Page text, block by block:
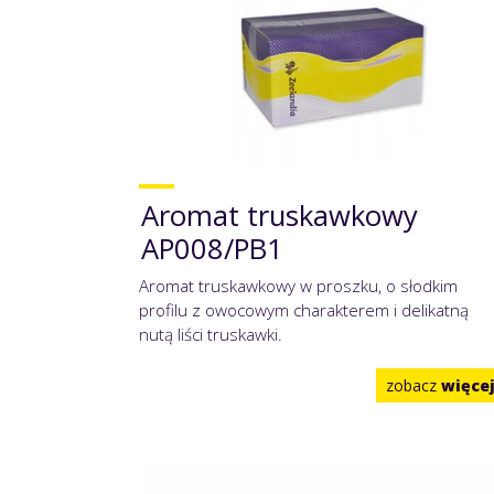
Aromat truskawkowy
AP008/PB1
Aromat truskawkowy w proszku, o słodkim
profilu z owocowym charakterem i delikatną
nutą liści truskawki.
zobacz więcej